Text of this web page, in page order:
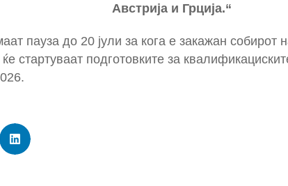
Австрија и Грција.“
пауза до 20 јули за кога е закажан собирот
стартуваат подготовките за